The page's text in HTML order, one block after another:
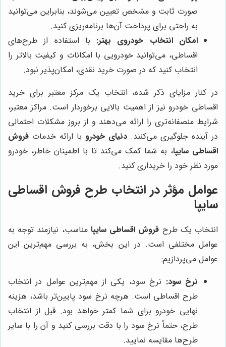
صورت ثابت و مشخص تعیین می‌شوند، بنابراین می‌توانید
به راحتی برای پرداخت آن‌ها برنامه‌ریزی کنید.
امکان انتخاب خودروی بهتر: با استفاده از طرح‌های
اقساطی، می‌توانید خودرویی با امکانات و کیفیت بالاتر را
انتخاب کنید که در صورت خرید نقدی، امکان‌پذیر نبود.
در کنار مزایای ذکر شده، انتخاب یک مرکز معتبر برای خرید
اقساطی خودرو نیز از اهمیت بالایی برخوردار است. مراکز معتبر،
شرایط منصفانه‌تری را ارائه می‌دهند و از بروز مشکلات احتمالی
در آینده جلوگیری می‌کنند. دنیای خودرو با ارائه خدمات فروش
اقساطی سایپا، به شما کمک می‌کند تا با اطمینان خاطر، خودرو
مورد نظر خود را خریداری کنید.
عوامل مؤثر در انتخاب طرح فروش اقساطی
سایپا
انتخاب یک طرح فروش اقساطی سایپا مناسب، نیازمند توجه به
عوامل مختلفی است. در این بخش، به بررسی مهم‌ترین این
عوامل می‌پردازیم:
نرخ سود: نرخ سود، یکی از مهم‌ترین عوامل در انتخاب
طرح اقساطی است. هرچه نرخ سود پایین‌تر باشد، هزینه
نهایی خودرو برای شما کمتر خواهد بود. قبل از انتخاب
طرح، حتماً نرخ سود را با دقت بررسی کنید و آن را با سایر
طرح‌ها مقایسه نمایید.